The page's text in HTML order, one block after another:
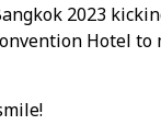
2023
Hotel to